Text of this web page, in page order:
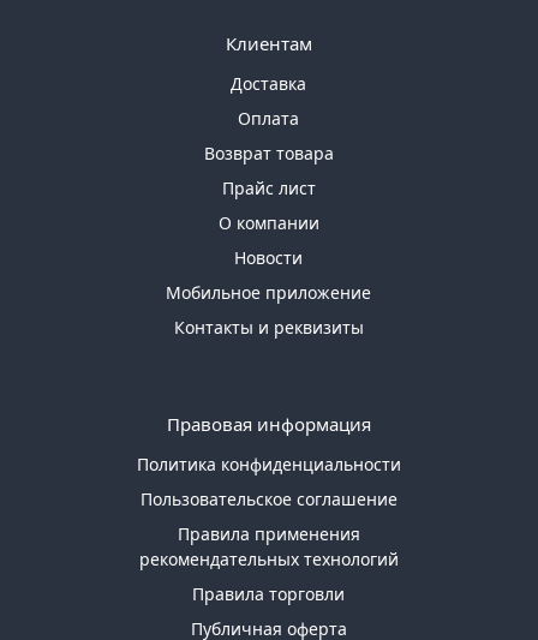
Клиентам
Доставка
Оплата
Возврат товара
Прайс лист
О компании
Новости
Мобильное приложение
Контакты и реквизиты
Правовая информация
Политика конфиденциальности
Пользовательское соглашение
Правила применения
рекомендательных технологий
Правила торговли
Публичная оферта